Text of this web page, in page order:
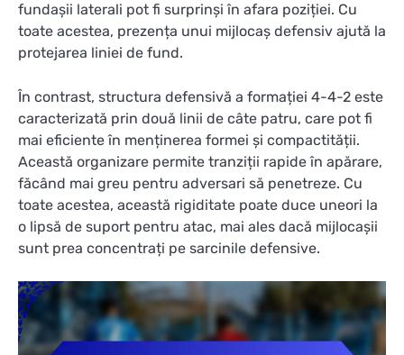
fundașii laterali pot fi surprinși în afara poziției. Cu
toate acestea, prezența unui mijlocaș defensiv ajută la
protejarea liniei de fund.
În contrast, structura defensivă a formației 4-4-2 este
caracterizată prin două linii de câte patru, care pot fi
mai eficiente în menținerea formei și compactității.
Această organizare permite tranziții rapide în apărare,
făcând mai greu pentru adversari să penetreze. Cu
toate acestea, această rigiditate poate duce uneori la
o lipsă de suport pentru atac, mai ales dacă mijlocașii
sunt prea concentrați pe sarcinile defensive.